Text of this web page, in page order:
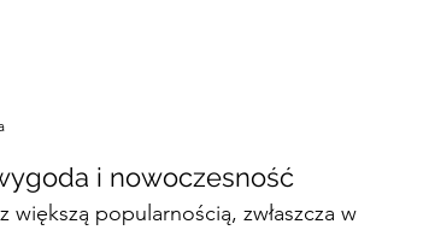
i nowoczesność
większą popularnością, zwłaszcza w